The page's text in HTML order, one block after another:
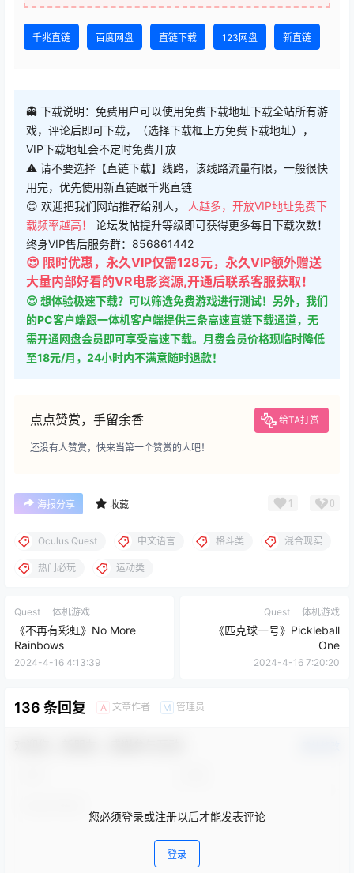
千兆直链 百度网盘 直链下载 123网盘 新直链
👻 下载说明：免费用户可以使用免费下载地址下载全站所有游
戏，评论后即可下载，（选择下载框上方免费下载地址），
VIP下载地址会不定时免费开放
⚠ 请不要选择【直链下载】线路，该线路流量有限，一般很快
用完，优先使用新直链跟千兆直链
😊 欢迎把我们网站推荐给别人，
人越多，开放VIP地址免费下
载频率越高！ 论坛发帖提升等级即可获得更多每日下载次数！
终身VIP售后服务群：856861442
😍 限时优惠，永久VIP仅需128元，永久VIP额外赠送
大量内部好看的VR电影资源,开通后联系客服获取！
😍 想体验极速下载？可以筛选免费游戏进行测试！另外，我们
的PC客户端跟一体机客户端提供三条高速直链下载通道，无
需开通网盘会员即可享受高速下载。月费会员价格现临时降低
至18元/月，24小时内不满意随时退款！
点点赞赏，手留余香 给TA打赏
还没有人赞赏，快来当第一个赞赏的人吧！
海报分享 收藏 1 0
Oculus Quest 中文语言 格斗类 混合现实
热门必玩 运动类
Quest 一体机游戏
《不再有彩虹》No More
Rainbows
2024-4-16 4:13:39
Quest 一体机游戏
《匹克球一号》Pickleball
One
2024-4-16 7:20:20
136 条回复 A 文章作者 M 管理员
您必须登录或注册以后才能发表评论
登录